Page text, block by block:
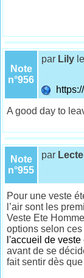
Note
n°956
par Lily
A good day to
Note
n°955
par
Pour une veste
l’air sont les
Veste Ete
options selon ces
l'accueil de veste
avant de se
fait sentir dès